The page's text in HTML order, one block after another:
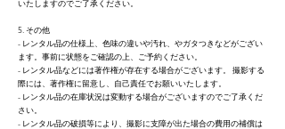
いたしますのでご了承ください。
5. その他
- レンタル品の仕様上、色味の違いや汚れ、やガタつきなどがござい
ます。事前に状態をご確認の上、ご予約ください。
- レンタル品などには著作権が存在する場合がございます。 撮影する
際には、著作権に留意し、自己責任でお願いいたします。
- レンタル品の在庫状況は変動する場合がございますのでご了承くだ
さい。
- レンタル品の破損等により、撮影に支障が出た場合の費用の補償は